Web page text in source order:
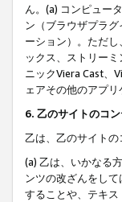
ん。(a) コンピュー
ン（ブラウザプラ
ーション）。ただ
ックス、ストリー
ニックViera Cast、
ェアその他のアプリ
6. 乙のサイトのコ
乙は、乙のサイト
(a) 乙は、いかなる
ンツの改ざんをし
することや、テキ